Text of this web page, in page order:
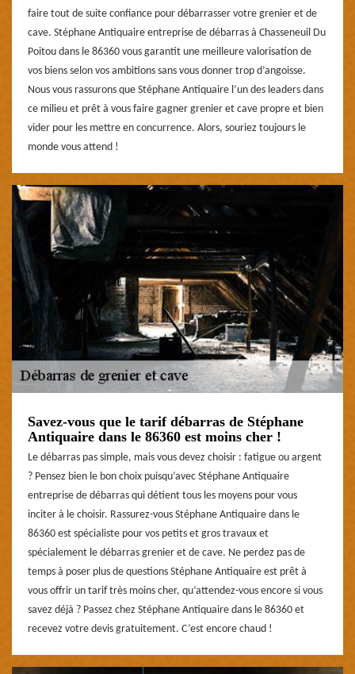
faire tout de suite confiance pour débarrasser votre grenier et de
cave. Stéphane Antiquaire entreprise de débarras à Chasseneuil Du
Poitou dans le 86360 vous garantit une meilleure valorisation de
vos biens selon vos ambitions sans vous donner trop d’angoisse.
Nous vous rassurons que Stéphane Antiquaire l’un des leaders dans
ce milieu et prêt à vous faire gagner grenier et cave propre et bien
vider pour les mettre en concurrence. Alors, souriez toujours le
monde vous attend !
Savez-vous que le tarif débarras de Stéphane
Antiquaire dans le 86360 est moins cher !
Le débarras pas simple, mais vous devez choisir : fatigue ou argent
? Pensez bien le bon choix puisqu’avec Stéphane Antiquaire
entreprise de débarras qui détient tous les moyens pour vous
inciter à le choisir. Rassurez-vous Stéphane Antiquaire dans le
86360 est spécialiste pour vos petits et gros travaux et
spécialement le débarras grenier et de cave. Ne perdez pas de
temps à poser plus de questions Stéphane Antiquaire est prêt à
vous offrir un tarif très moins cher, qu’attendez-vous encore si vous
savez déjà ? Passez chez Stéphane Antiquaire dans le 86360 et
recevez votre devis gratuitement. C’est encore chaud !